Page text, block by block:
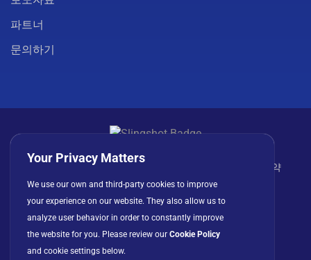
파트너
문의하기
개인정보 처리방침 라이선스 계약
Your Privacy Matters
We use our own and third-party cookies to improve
your experience on our website. They also allow us to
analyze user behavior in order to constantly improve
the website for you. Please review our Cookie Policy
and cookie settings below.